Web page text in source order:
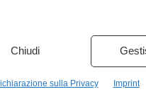
Chiudi
sulla Privacy Imprint